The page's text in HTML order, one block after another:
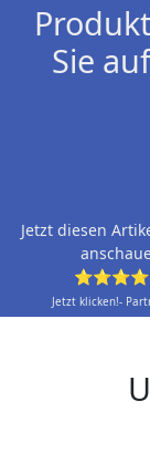
Sie
Jetzt diesen
Jetzt klicken!-